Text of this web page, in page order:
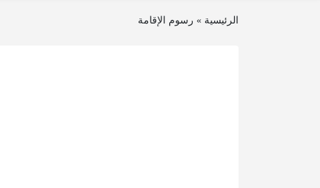
الرئيسية » رسوم الإقامة